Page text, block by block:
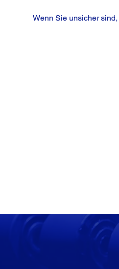
Wenn Sie unsicher